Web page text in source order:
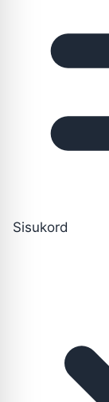
Sisukord